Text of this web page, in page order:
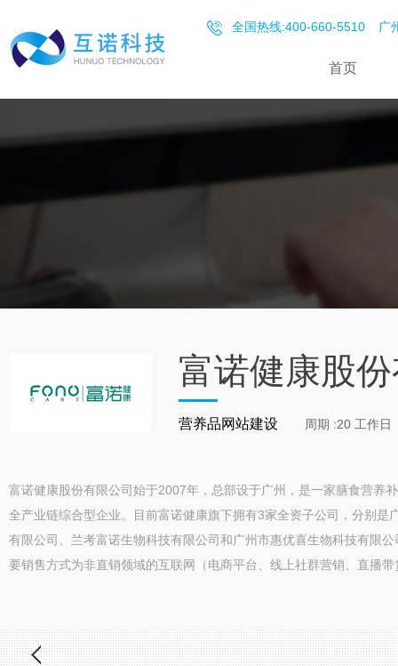
全国热线:400-660-5510 广
首页
富诺健康股
营养品网站建设 周期 :20 工作日
富诺健康股份有限公司始于2007年，总部设于广州，是一家膳食营养
全产业链综合型企业。目前富诺健康旗下拥有3家全资子公司，分别是
有限公司、兰考富诺生物科技有限公司和广州市惠优喜生物科技有限
要销售方式为非直销领域的互联网（电商平台、线上社群营销、直播带